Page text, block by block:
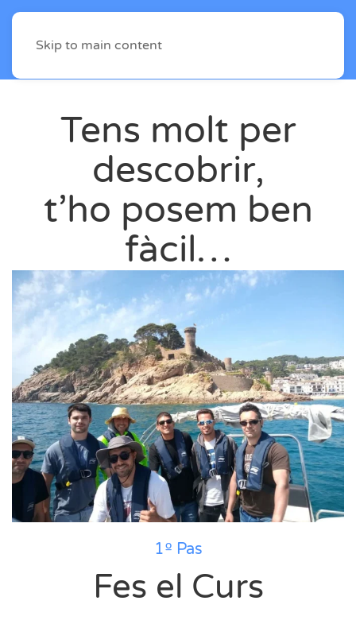
Skip to main content
Tens molt per
descobrir,
t’ho posem ben
fàcil…
1º Pas
Fes el Curs